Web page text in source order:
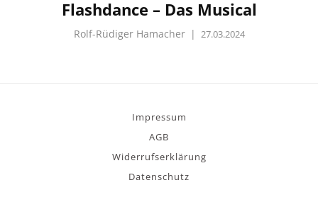
Flashdance – Das Musical
Rolf-Rüdiger Hamacher | 27.03.2024
Impressum
AGB
Widerrufserklärung
Datenschutz